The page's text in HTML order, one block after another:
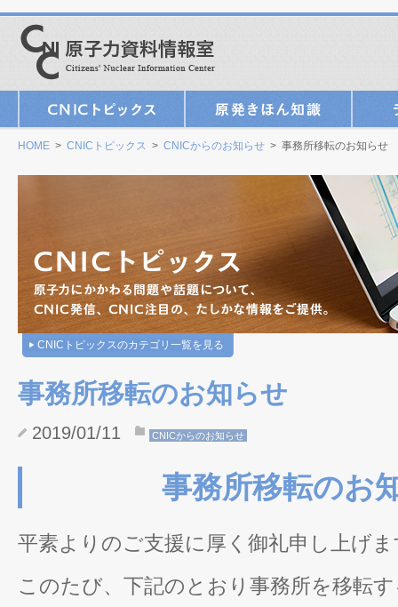
HOME > CNICトピックス > CNICからのお知らせ > 事務所移転のお知らせ
CNICトピックスのカテゴリ一覧を見る
事務所移転のお知らせ
2019/01/11 CNICからのお知らせ
事務所移転のお
平素よりのご支援に厚く御礼申し上げ
このたび、下記のとおり事務所を移転